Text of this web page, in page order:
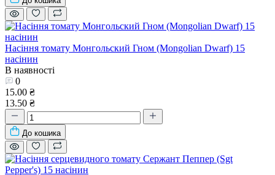
Насіння томату Монгольский Гном (Mongolian Dwarf) 15
насінин
В наявності
0
15.00 ₴
13.50 ₴
До кошика